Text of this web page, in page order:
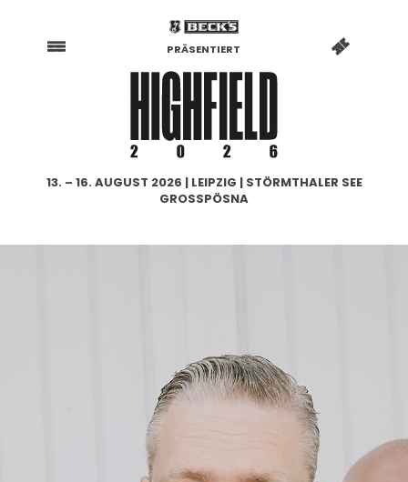
PRÄSENTIERT
13. – 16. AUGUST 2026 | LEIPZIG | STÖRMTHALER SEE
GROSSPÖSNA